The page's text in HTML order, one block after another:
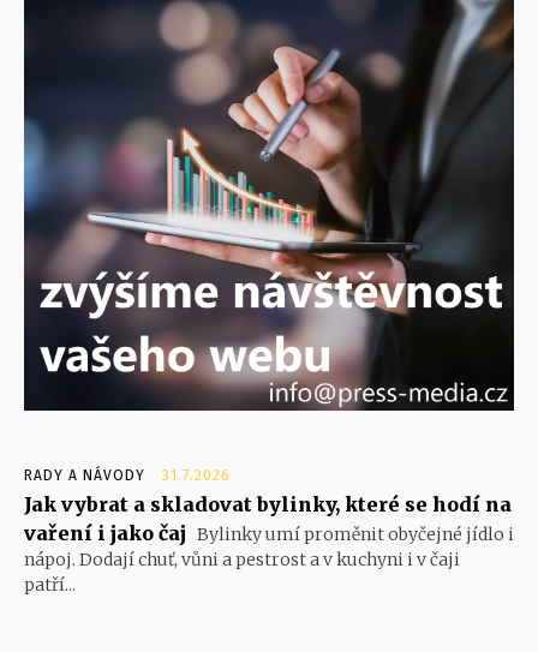
RADY A NÁVODY 31.7.2026
Jak vybrat a skladovat bylinky, které se hodí na
vaření i jako čaj Bylinky umí proměnit obyčejné jídlo i
nápoj. Dodají chuť, vůni a pestrost a v kuchyni i v čaji
patří...